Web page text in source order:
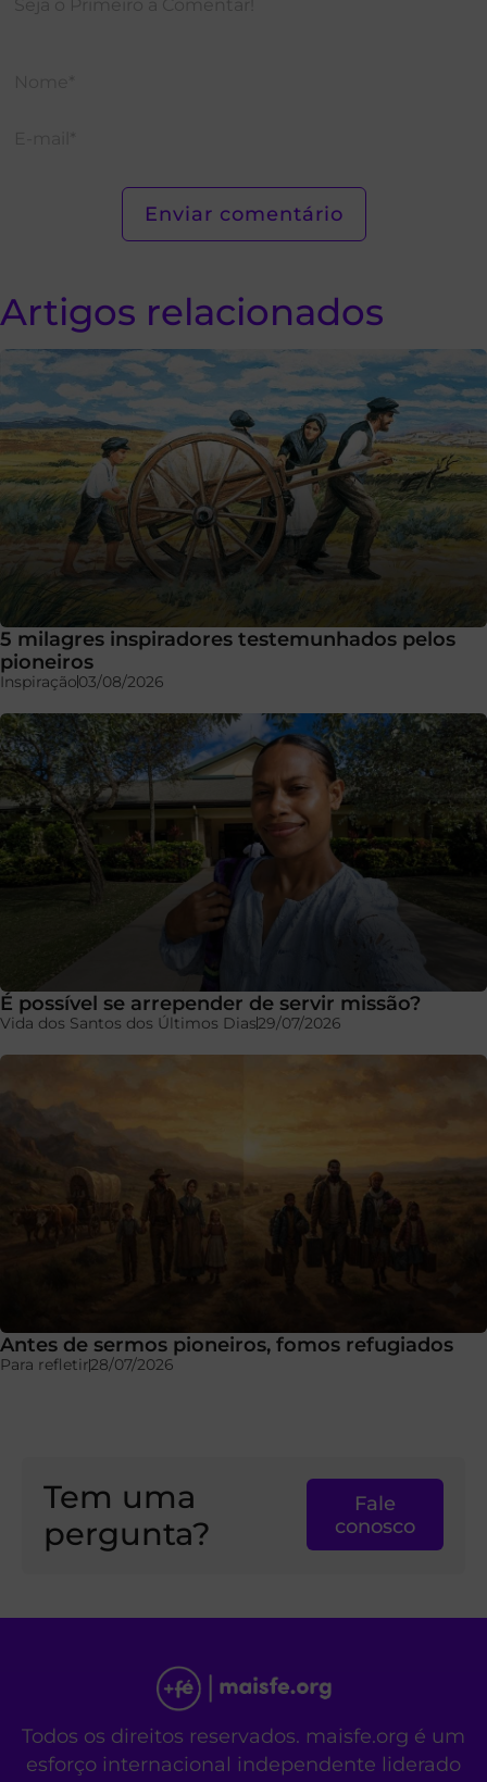
Artigos relacionados
5 milagres inspiradores testemunhados pelos
pioneiros
Inspiração03/08/2026
É possível se arrepender de servir missão?
Vida dos Santos dos Últimos Dias29/07/2026
Antes de sermos pioneiros, fomos refugiados
Para refletir28/07/2026
Tem uma
pergunta?
Fale
conosco
Todos os direitos reservados. maisfe.org é um
esforço internacional independente liderado